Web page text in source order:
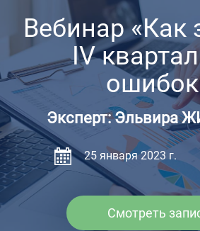
Вебинар «Как
IV
Эксперт: Эльвира
25 января 2023 г.
Смотреть